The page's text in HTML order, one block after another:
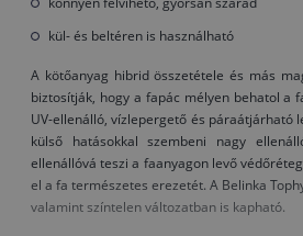
kül- és beltéren is használható
A kötőanyag hibrid összetétele és más
biztosítják, hogy a fapác mélyen behatol a
UV-ellenálló, vízlepergető és páraátjárható
külső hatásokkal szembeni nagy
ellenállóvá teszi a faanyagon levő
el a fa természetes erezetét. A Belinka
valamint színtelen változatban is kapható.